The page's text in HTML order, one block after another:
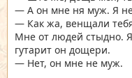
— А он мне ня муж. Я
— Как жа, венщали
Мне от людей стыдно.
гутарит он дощери.
— Нет, он мне не муж.